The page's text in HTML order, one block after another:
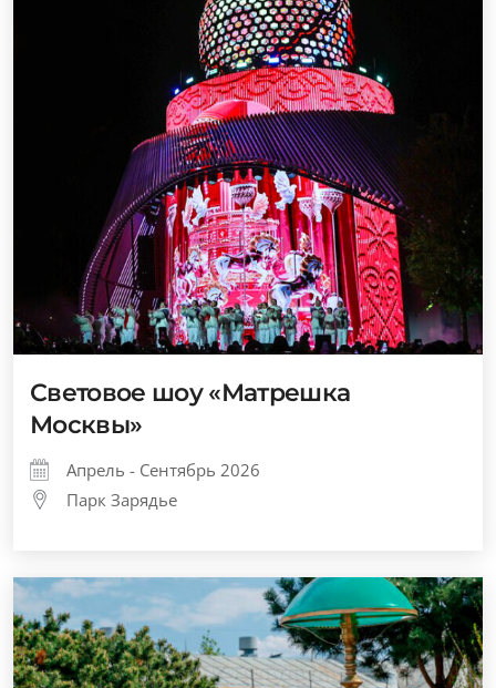
Световое шоу «Матрешка
Москвы»
Апрель - Сентябрь 2026
Парк Зарядье